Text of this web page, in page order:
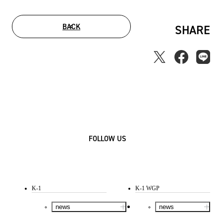
BACK SHARE
FOLLOW US
K-1
news
K-1 WGP
news